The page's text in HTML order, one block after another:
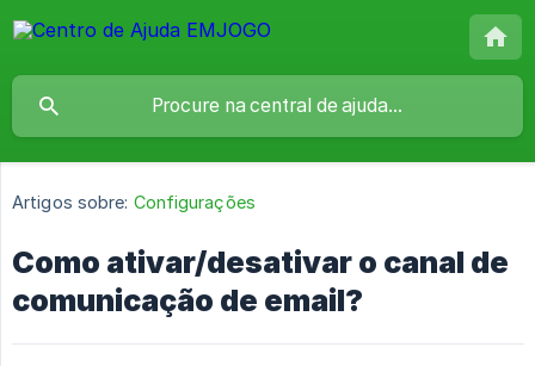
Artigos sobre: Configurações
Como ativar/desativar o canal de
comunicação de email?